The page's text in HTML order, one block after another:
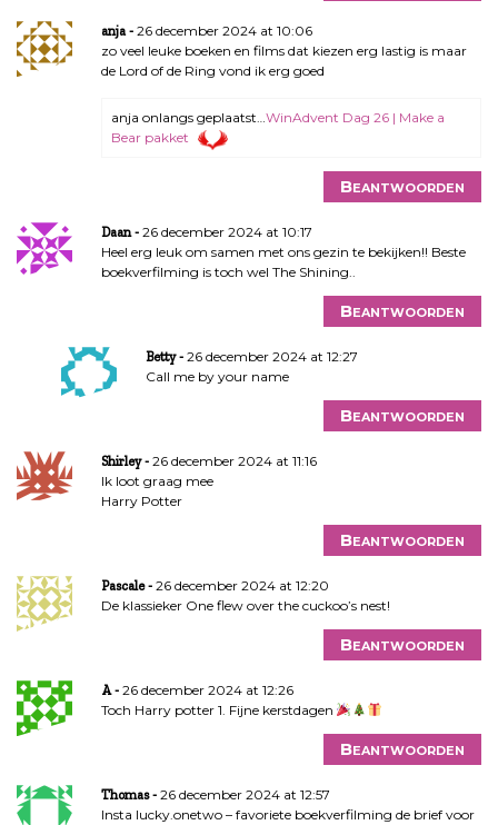
anja
26 december 2024 at 10:06
zo veel leuke boeken en films dat kiezen erg lastig is maar
de Lord of de Ring vond ik erg goed
anja onlangs geplaatst…WinAdvent Dag 26 | Make a
Bear pakket
Beantwoorden
Daan
26 december 2024 at 10:17
Heel erg leuk om samen met ons gezin te bekijken!! Beste
boekverfilming is toch wel The Shining..
Beantwoorden
Betty
26 december 2024 at 12:27
Call me by your name
Beantwoorden
Shirley
26 december 2024 at 11:16
Ik loot graag mee
Harry Potter
Beantwoorden
Pascale
26 december 2024 at 12:20
De klassieker One flew over the cuckoo’s nest!
Beantwoorden
A
26 december 2024 at 12:26
Toch Harry potter 1. Fijne kerstdagen
Beantwoorden
Thomas
26 december 2024 at 12:57
Insta lucky.onetwo – favoriete boekverfilming de brief voor